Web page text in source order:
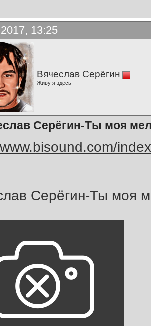
13:25
Вячеслав Серёгин
Живу я здесь
Серёгин-Ты моя
Серёгин-Ты моя